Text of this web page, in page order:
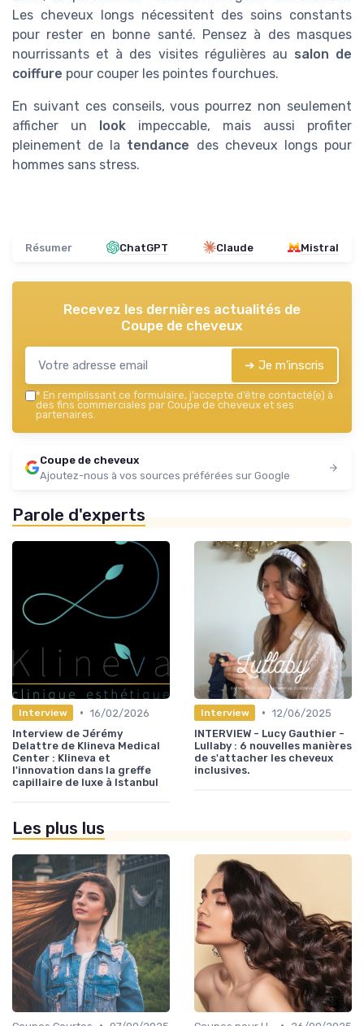
Les cheveux longs nécessitent des soins constants
pour rester en bonne santé. Pensez à des masques
nourrissants et à des visites régulières au salon de
coiffure pour couper les pointes fourchues.
En suivant ces conseils, vous pourrez non seulement
afficher un look impeccable, mais aussi profiter
pleinement de la tendance des cheveux longs pour
hommes sans stress.
Résumer ChatGPT Claude Mistral
Recevez les dernières actualités de
Coupe de cheveux
➔ Je m'inscris
* En remplissant ce formulaire, j’accepte d’être contacté(e) à
des fins commerciales par Coupe de cheveux et ses
partenaires.
Coupe de cheveux
Ajoutez-nous à vos sources préférées sur Google
Parole d'experts
Interview • 16/02/2026
Interview de Jérémy
Delattre de Klineva Medical
Center : Klineva et
l'innovation dans la greffe
capillaire de luxe à Istanbul
Interview • 12/06/2025
INTERVIEW - Lucy Gauthier -
Lullaby : 6 nouvelles manières
de s'attacher les cheveux
inclusives.
Les plus lus